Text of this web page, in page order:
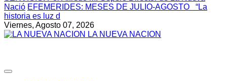
Nació EFEMERIDES: MESES DE JULIO-AGOSTO “La
historia es luz d
Viernes, Agosto 07, 2026
LA NUEVA NACION